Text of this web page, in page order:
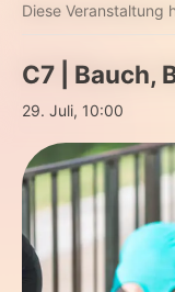
Diese Veranstaltung
C7 | Bauch,
29. Juli, 10:00